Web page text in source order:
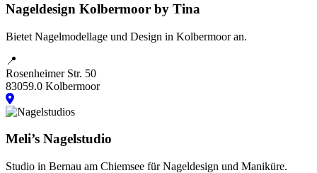
Nageldesign Kolbermoor by Tina
Bietet Nagelmodellage und Design in Kolbermoor an.
📍
Rosenheimer Str. 50
83059.0 Kolbermoor
Meli’s Nagelstudio
Studio in Bernau am Chiemsee für Nageldesign und Maniküre.